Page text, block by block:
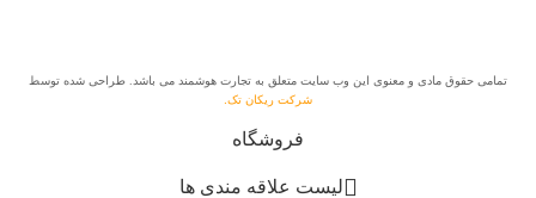
تمامی حقوق مادی و معنوی این وب سایت متعلق به تجارت هوشمند می باشد. طراحی شده توسط
شرکت ریکان تک.
فروشگاه
لیست علاقه مندی ها